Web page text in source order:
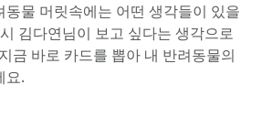
물 머릿속에는 어떤 생각들이 있을
김다연님이 보고 싶다는 생각으로
금 바로 카드를 뽑아 내 반려동물의
요.